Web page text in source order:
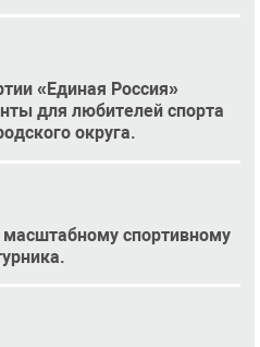
«Единая Россия»
для любителей спорта
округа.
масштабному спортивному